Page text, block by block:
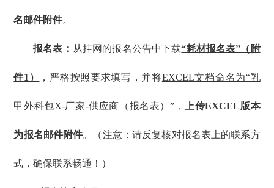
名邮件附件。
报名表： 从挂网的报名公告中下载“耗材报名表”（附
件1） ，严格按照要求填写，并将EXCEL文档命名为“乳
甲外科包X-厂家-供应商（报名表）” ，上传EXCEL版本
为报名邮件附件。（注意：请反复核对报名表上的联系方
式，确保联系畅通！）